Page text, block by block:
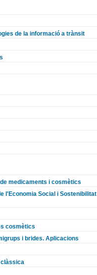
de la informació a trànsit
medicaments i cosmètics
l'Economia Social i Sostenibilitat
cosmètics
i brides. Aplicacions